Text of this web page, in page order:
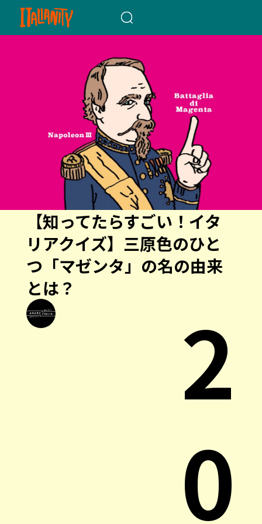
【知ってたらすごい！イタ
リアクイズ】三原色のひと
つ「マゼンタ」の名の由来
とは？
2
0